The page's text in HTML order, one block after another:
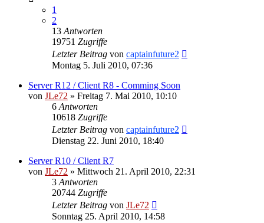
1
2
13 Antworten
19751 Zugriffe
Letzter Beitrag von captainfuture2
Montag 5. Juli 2010, 07:36
Server R12 / Client R8 - Comming Soon
von JLe72 » Freitag 7. Mai 2010, 10:10
6 Antworten
10618 Zugriffe
Letzter Beitrag von captainfuture2
Dienstag 22. Juni 2010, 18:40
Server R10 / Client R7
von JLe72 » Mittwoch 21. April 2010, 22:31
3 Antworten
20744 Zugriffe
Letzter Beitrag von JLe72
Sonntag 25. April 2010, 14:58